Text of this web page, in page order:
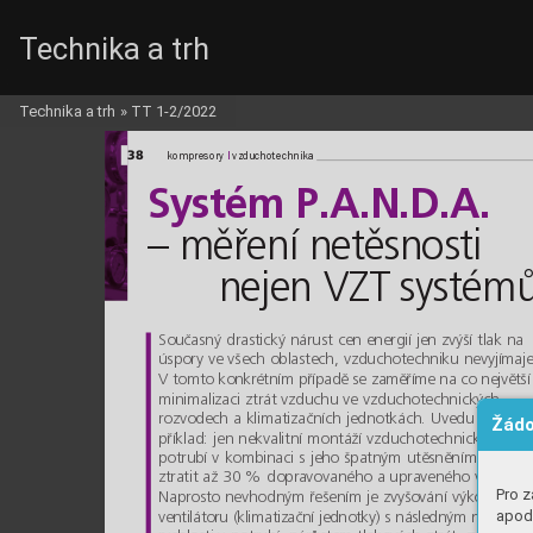
Pro
kompresory vzduchotechnika
38
Systém P.A.N.D.A.
– měření netěsnosti
nejen VZT
Současný drastický nárust cen energií jen zvýší tlak na
úspory ve všech oblastech, vzduchotechniku
V tomto konkrétním případě se zaměříme na co největší
minimalizaci ztrát vzduchu ve vzduchotechnických
rozvodech a klimatizačních jednotkách. Uvedu malý
příklad: jen nekvalitní montáží vzduchotechnického
potrubí v kombinaci s jeho špatným utěsněním lze
ztratit až 30 % dopravovaného a upraveného vzduchu.
Naprosto nevhodným řešením je zvyšování výkonu
ventilátoru (klimatizační jednotky) s následným nárůstem
Technika a trh
Technika a trh » TT 1-2/2022